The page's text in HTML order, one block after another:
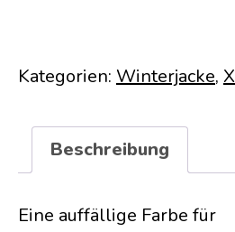
Kategorien: Winterjacke,
Beschreibung
Eine auffällige Farbe für